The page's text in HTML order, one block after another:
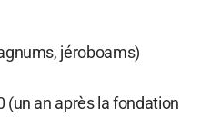
jéroboams)
(un an après la fondation